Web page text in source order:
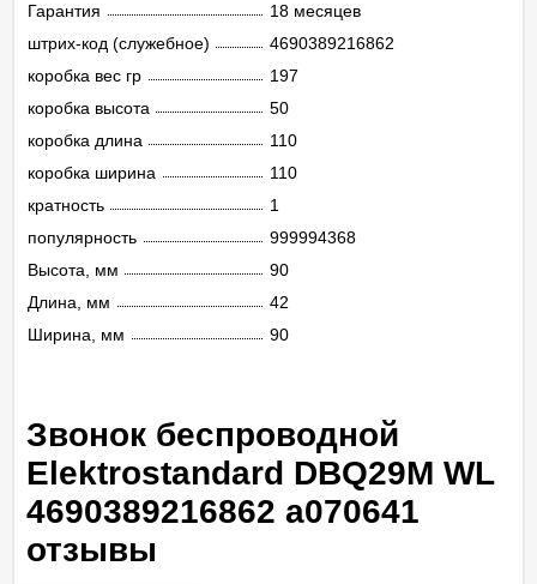
Гарантия
18 месяцев
штрих-код (служебное)
4690389216862
коробка вес гр
197
коробка высота
50
коробка длина
110
коробка ширина
110
кратность
1
популярность
999994368
Высота, мм
90
Длина, мм
42
Ширина, мм
90
Звонок беспроводной
Elektrostandard DBQ29M WL
4690389216862 a070641
отзывы